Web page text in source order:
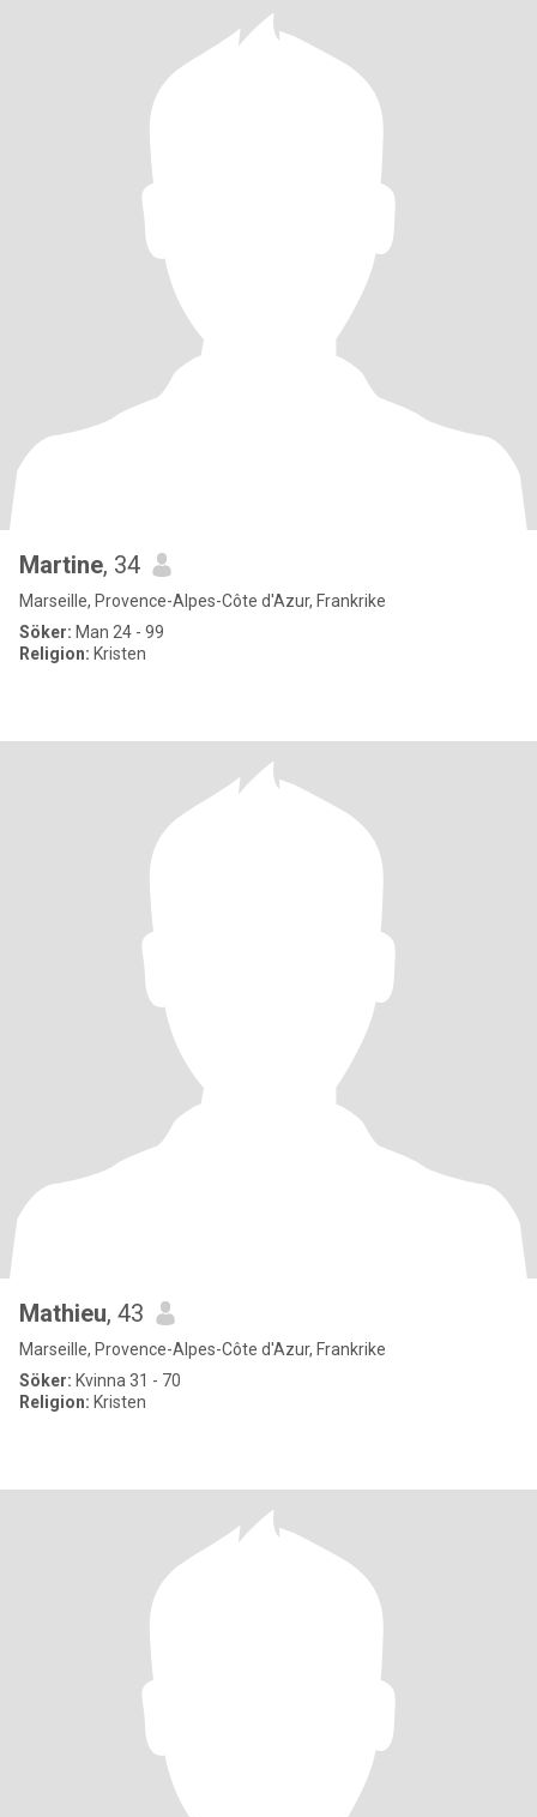
Martine, 34
Marseille, Provence-Alpes-Côte d'Azur, Frankrike
Söker: Man 24 - 99
Religion: Kristen
Mathieu, 43
Marseille, Provence-Alpes-Côte d'Azur, Frankrike
Söker: Kvinna 31 - 70
Religion: Kristen